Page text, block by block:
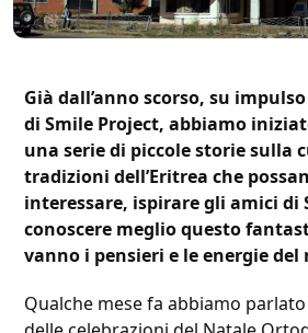
Già dall’anno scorso, su
di Smile Project, abbiamo
una serie di piccole storie sulla
tradizioni dell’Eritrea che
interessare, ispirare gli amici di
conoscere meglio questo
vanno i pensieri e le energie
Qualche mese fa abbiamo